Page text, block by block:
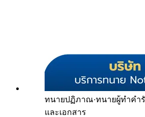
ทนายปฏิภาณ·ทนายผู้ทำคำ
และเอกสาร